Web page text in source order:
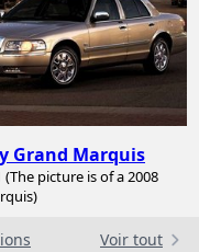
Grand Marquis
(The picture is of a 2008
Voir tout